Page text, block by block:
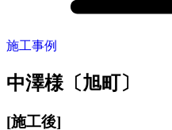
施工事例
中澤様〔旭町〕
[施工後]